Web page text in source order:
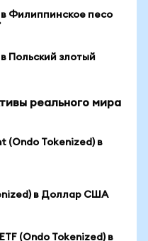
Филиппинское песо
Польский злотый
реального мира
(Ondo Tokenized) в
в Доллар США
(Ondo Tokenized) в